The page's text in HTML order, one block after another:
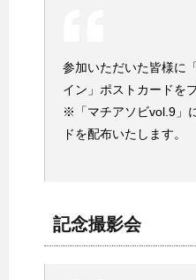
参加いただいた皆様に
イン」ポストカードを
※「マチアソビvol.9」
ドを配布いたします。
記念撮影会